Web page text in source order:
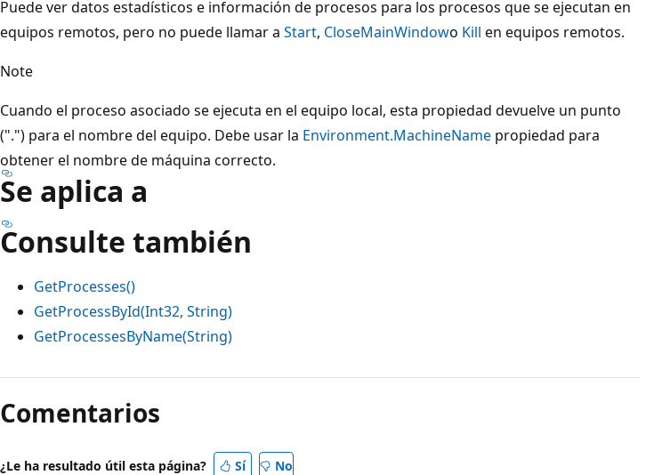
Puede ver datos estadísticos e información de procesos para los procesos que se ejecutan en
equipos remotos, pero no puede llamar a Start, CloseMainWindowo Kill en equipos remotos.
Note
Cuando el proceso asociado se ejecuta en el equipo local, esta propiedad devuelve un punto
(".") para el nombre del equipo. Debe usar la Environment.MachineName propiedad para
obtener el nombre de máquina correcto.
Se aplica a
Consulte también
GetProcesses()
GetProcessById(Int32, String)
GetProcessesByName(String)
Modo
de
lectura
Comentarios
¿Le ha resultado útil esta página? Sí No